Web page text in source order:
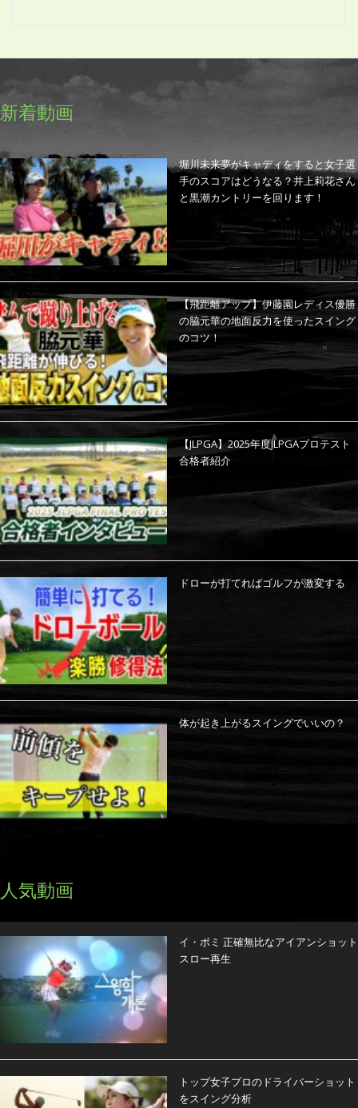
新着動画
堀川未来夢がキャディをすると女子選
手のスコアはどうなる？井上莉花さん
と黒潮カントリーを回ります！
【飛距離アップ】伊藤園レディス優勝
の脇元華の地面反力を使ったスイング
のコツ！
【JLPGA】2025年度JLPGAプロテスト
合格者紹介
ドローが打てればゴルフが激変する
体が起き上がるスイングでいいの？
人気動画
イ・ボミ 正確無比なアイアンショット
スロー再生
トップ女子プロのドライバーショット
をスイング分析